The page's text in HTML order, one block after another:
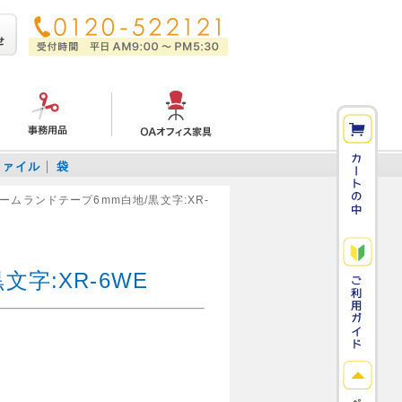
イル 袋
ムランドテープ6mm白地/黒文字:XR-
字:XR-6WE